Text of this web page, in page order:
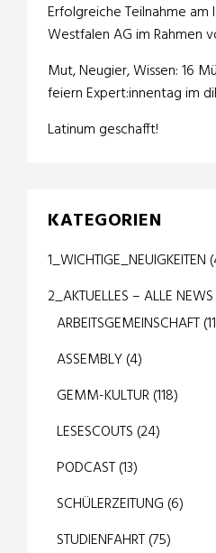
Erfolgreiche Teilnahme
Westfalen AG im Rahmen
Mut, Neugier, Wissen: 16
feiern Expert:innentag im
Latinum geschafft!
KATEGORIEN
1_WICHTIGE_NEUIGKEITEN
2_AKTUELLES – ALLE NEWS
ARBEITSGEMEINSCHAFT
ASSEMBLY(4)
GEMM-KULTUR(118)
LESESCOUTS (24)
PODCAST(13)
SCHÜLERZEITUNG (6)
STUDIENFAHRT(75)